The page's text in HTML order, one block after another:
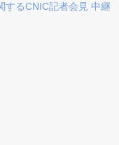
するCNIC記者会見 中継